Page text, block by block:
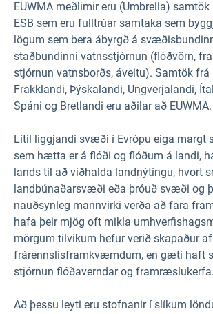
EUWMA meðlimir eru (Umbrella)
ESB sem eru fulltrúar samtaka sem
lögum sem bera ábyrgð á
staðbundinni vatnsstjórnun (flóðvörn,
stjórnun vatnsborðs, áveitu). Samtök frá
Frakklandi, Þýskalandi, Ungverjalandi,
Spáni og Bretlandi eru aðilar að EUWMA.
Lítil liggjandi svæði í Evrópu eiga margt
sem hætta er á flóði og flóðum á landi,
lands til að viðhalda landnýtingu, hvort
landbúnaðarsvæði eða þróuð svæði og
nauðsynleg mannvirki verða að fara
hafa þeir mjög oft mikla
mörgum tilvikum hefur verið skapaður af
frárennslisframkvæmdum, en gæti haft
stjórnun flóðaverndar og framræslukerfa.
Að þessu leyti eru stofnanir í slíkum